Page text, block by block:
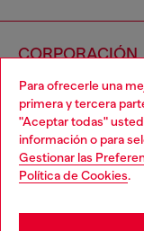
Para ofrecerle una
primera y tercera
"Aceptar todas"
información o para
Gestionar las
Política de Cookies.
CORPORACIÓN